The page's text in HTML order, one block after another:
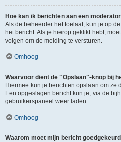
Hoe kan ik berichten aan een
Als de beheerder het toelaat, kun je op
het bericht. Als je hierop geklikt hebt,
volgen om de melding te versturen.
Omhoog
Waarvoor dient de "Opslaan"-knop bij
Hiermee kun je berichten opslaan om ze
Een opgeslagen bericht kun je, via de
gebruikerspaneel weer laden.
Omhoog
Waarom moet mijn bericht